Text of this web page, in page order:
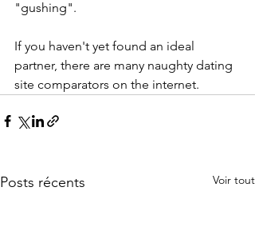
"gushing".
If you haven't yet found an ideal
partner, there are many naughty dating
site comparators on the internet.
Posts récents Voir tout